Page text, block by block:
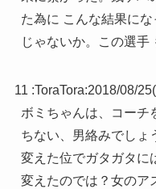
た為に こんな結果に
じゃないか。この選手
11 :ToraTora:2018/08/
ボミちゃんは、コーチ
ちない、男絡みでしょ
変えた位でガタガタに
変えたのでは？女のア